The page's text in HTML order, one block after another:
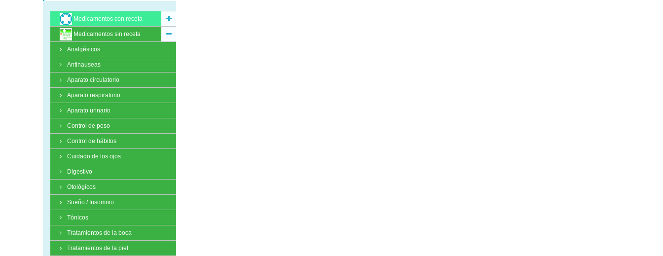
Medicamentos con receta
Medicamentos sin receta
Analgésicos
Antinauseas
Aparato circulatorio
Aparato respiratorio
Aparato urinario
Control de peso
Control de hábitos
Cuidado de los ojos
Digestivo
Otológicos
Sueño / Insomnio
Tónicos
Tratamientos de la boca
Tratamientos de la piel